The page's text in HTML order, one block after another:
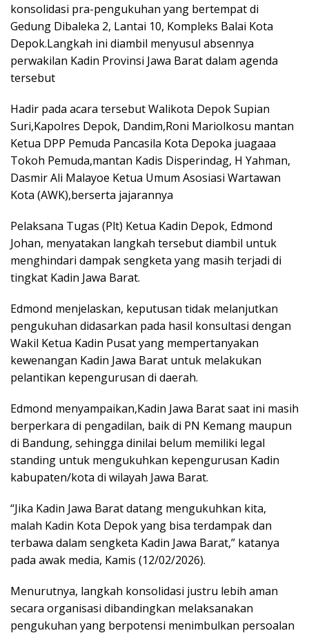
konsolidasi pra-pengukuhan yang bertempat di
Gedung Dibaleka 2, Lantai 10, Kompleks Balai Kota
Depok.Langkah ini diambil menyusul absennya
perwakilan Kadin Provinsi Jawa Barat dalam agenda
tersebut
Hadir pada acara tersebut Walikota Depok Supian
Suri,Kapolres Depok, Dandim,Roni Mariolkosu mantan
Ketua DPP Pemuda Pancasila Kota Depoka juagaaa
Tokoh Pemuda,mantan Kadis Disperindag, H Yahman,
Dasmir Ali Malayoe Ketua Umum Asosiasi Wartawan
Kota (AWK),berserta jajarannya
Pelaksana Tugas (Plt) Ketua Kadin Depok, Edmond
Johan, menyatakan langkah tersebut diambil untuk
menghindari dampak sengketa yang masih terjadi di
tingkat Kadin Jawa Barat.
Edmond menjelaskan, keputusan tidak melanjutkan
pengukuhan didasarkan pada hasil konsultasi dengan
Wakil Ketua Kadin Pusat yang mempertanyakan
kewenangan Kadin Jawa Barat untuk melakukan
pelantikan kepengurusan di daerah.
Edmond menyampaikan,Kadin Jawa Barat saat ini masih
berperkara di pengadilan, baik di PN Kemang maupun
di Bandung, sehingga dinilai belum memiliki legal
standing untuk mengukuhkan kepengurusan Kadin
kabupaten/kota di wilayah Jawa Barat.
“Jika Kadin Jawa Barat datang mengukuhkan kita,
malah Kadin Kota Depok yang bisa terdampak dan
terbawa dalam sengketa Kadin Jawa Barat,” katanya
pada awak media, Kamis (12/02/2026).
Menurutnya, langkah konsolidasi justru lebih aman
secara organisasi dibandingkan melaksanakan
pengukuhan yang berpotensi menimbulkan persoalan